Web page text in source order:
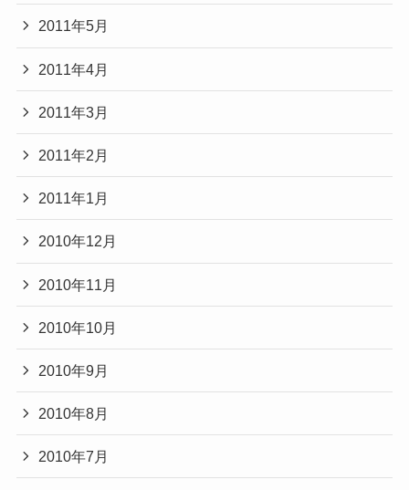
2011年5月
2011年4月
2011年3月
2011年2月
2011年1月
2010年12月
2010年11月
2010年10月
2010年9月
2010年8月
2010年7月